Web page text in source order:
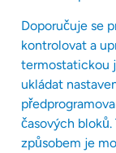
Doporučuje se
kontrolovat a
termostatickou
ukládat
časových
způsobem je